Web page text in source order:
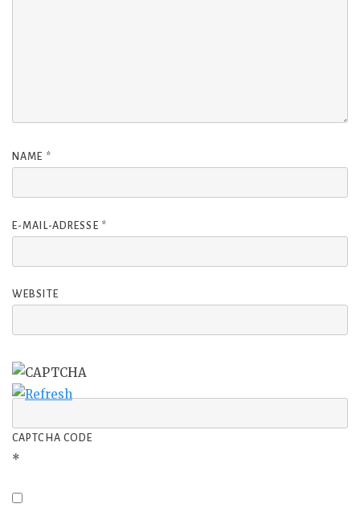
NAME *
E-MAIL-ADRESSE *
WEBSITE
CAPTCHA CODE
*